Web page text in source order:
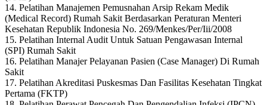
14. Pelatihan Manajemen Pemusnahan Arsip Rekam Medik
(Medical Record) Rumah Sakit Berdasarkan Peraturan Menteri
Kesehatan Republik Indonesia No. 269/Menkes/Per/Iii/2008
15. Pelatihan Internal Audit Untuk Satuan Pengawasan Internal
(SPI) Rumah Sakit
16. Pelatihan Manajer Pelayanan Pasien (Case Manager) Di Rumah
Sakit
17. Pelatihan Akreditasi Puskesmas Dan Fasilitas Kesehatan Tingkat
Pertama (FKTP)